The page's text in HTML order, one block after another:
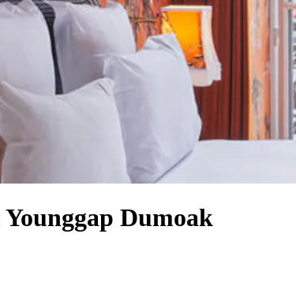
Dumoak